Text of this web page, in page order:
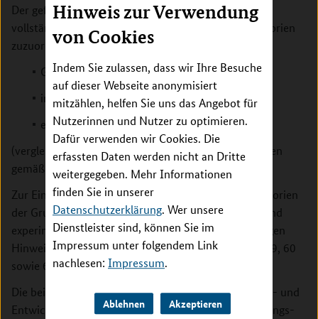
Hinweis zur Verwendung
von Cookies
Indem Sie zulassen, dass wir Ihre Besuche
auf dieser Webseite anonymisiert
mitzählen, helfen Sie uns das Angebot für
Nutzerinnen und Nutzer zu optimieren.
Dafür verwenden wir Cookies. Die
erfassten Daten werden nicht an Dritte
weitergegeben. Mehr Informationen
finden Sie in unserer
Datenschutzerklärung. Wer unsere
Dienstleister sind, können Sie im
Impressum unter folgendem Link
nachlesen: Impressum.
Ablehnen Akzeptieren
Der geförderte Teil des Forschungsvorhabens ist
vollständig einer oder mehrerer der folgenden Kategorien
zuzuordnen:
Grundlagenforschung;
industrielle Forschung;
experimentelle Entwicklung
(vergleiche Artikel 25 Absatz 2 AGVO; Begrifflichkeiten
gemäß Artikel 2 Nummer 84 ff. AGVO).
Zur Einordnung von Forschungsarbeiten in die Kategorien
der Grundlagenforschung, industriellen Forschung und
experimentellen Entwicklung wird auf die einschlägigen
Hinweise in Randnummer 79 und in den Fußnoten 59, 60
sowie 61 des FuEuI-Unionsrahmens verwiesen.
Die beihilfefähigen Kosten des jeweiligen Forschungs- und
Entwicklungsvorhabens sind den relevanten Forschungs-